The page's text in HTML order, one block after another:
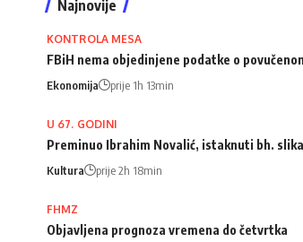
Najnovije
KONTROLA MESA
FBiH nema objedinjene podatke o
Ekonomija prije 1h 13min
U 67. GODINI
Preminuo Ibrahim Novalić, istaknuti bh.
Kultura prije 2h 18min
FHMZ
Objavljena prognoza vremena do četvrtka